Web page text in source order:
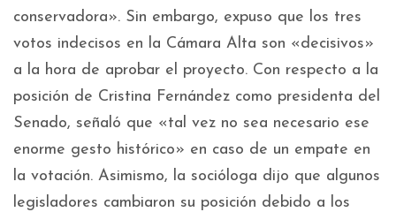
conservadora». Sin embargo, expuso que los tres
votos indecisos en la Cámara Alta son «decisivos»
a la hora de aprobar el proyecto. Con respecto a la
posición de Cristina Fernández como presidenta del
Senado, señaló que «tal vez no sea necesario ese
enorme gesto histórico» en caso de un empate en
la votación. Asimismo, la socióloga dijo que algunos
legisladores cambiaron su posición debido a los